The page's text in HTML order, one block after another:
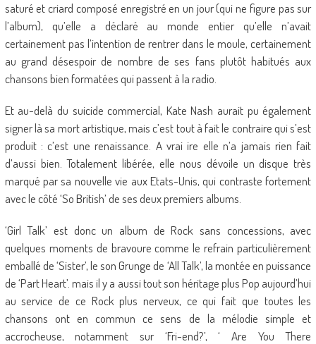
saturé et criard composé enregistré en un jour (qui ne figure pas sur
l’album), qu’elle a déclaré au monde entier qu’elle n’avait
certainement pas l’intention de rentrer dans le moule, certainement
au grand désespoir de nombre de ses fans plutôt habitués aux
chansons bien formatées qui passent à la radio.
Et au-delà du suicide commercial, Kate Nash aurait pu également
signer là sa mort artistique, mais c’est tout à fait le contraire qui s’est
produit : c’est une renaissance. A vrai ire elle n’a jamais rien fait
d’aussi bien. Totalement libérée, elle nous dévoile un disque très
marqué par sa nouvelle vie aux Etats-Unis, qui contraste fortement
avec le côté ‘So British’ de ses deux premiers albums.
‘Girl Talk’ est donc un album de Rock sans concessions, avec
quelques moments de bravoure comme le refrain particulièrement
emballé de ‘Sister’, le son Grunge de ‘All Talk’, la montée en puissance
de ‘Part Heart’. mais il y a aussi tout son héritage plus Pop aujourd’hui
au service de ce Rock plus nerveux, ce qui fait que toutes les
chansons ont en commun ce sens de la mélodie simple et
accrocheuse, notamment sur ‘Fri-end?’, ‘ Are You There